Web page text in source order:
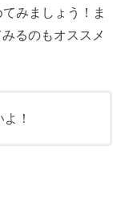
みましょう！ま
るのもオススメ
！